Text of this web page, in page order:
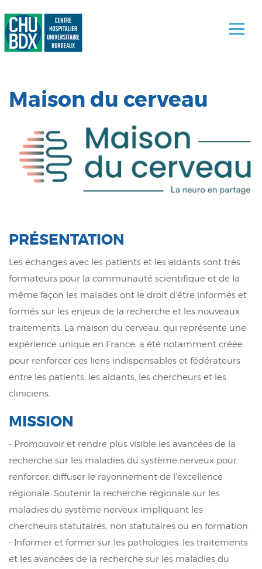
Maison du cerveau
PRÉSENTATION
Les échanges avec les patients et les aidants sont très
formateurs pour la communauté scientifique et de la
même façon les malades ont le droit d'être informés et
formés sur les enjeux de la recherche et les nouveaux
traitements. La maison du cerveau, qui représente une
expérience unique en France, a été notamment créée
pour renforcer ces liens indispensables et fédérateurs
entre les patients, les aidants, les chercheurs et les
cliniciens.
MISSION
- Promouvoir et rendre plus visible les avancées de la
recherche sur les maladies du système nerveux pour
renforcer, diffuser le rayonnement de l'excellence
régionale. Soutenir la recherche régionale sur les
maladies du système nerveux impliquant les
chercheurs statutaires, non statutaires ou en formation.
- Informer et former sur les pathologies, les traitements
et les avancées de la recherche sur les maladies du